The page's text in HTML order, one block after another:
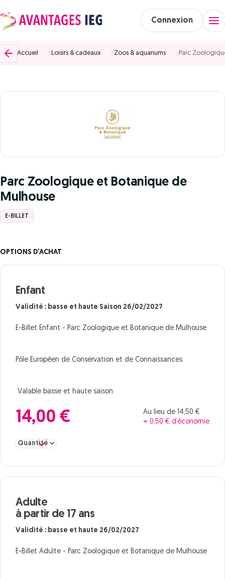
Connexion
Accueil Loisirs & cadeaux Zoos & aquariums Parc
Parc Zoologique et Botanique de
Mulhouse
E-BILLET
OPTIONS D’ACHAT
Enfant
Validité : basse et haute Saison 26/02/2027
E-Billet Enfant - Parc Zoologique et Botanique de Mulhouse
Pôle Européen de Conservation et de Connaissances
Valable basse et haute saison
14,00 €
Au lieu de 14,50 €
= 0,50 € d’économie
Sélectionner la quantité pour Enfant
Adulte
à partir de 17 ans
Validité : basse et haute 26/02/2027
E-Billet Adulte - Parc Zoologique et Botanique de Mulhouse